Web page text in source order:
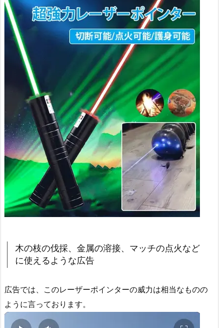
木の枝の伐採、金属の溶接、マッチの点火など
に使えるような広告
広告では、このレーザーポインターの威力は相当なものの
ように言っております。